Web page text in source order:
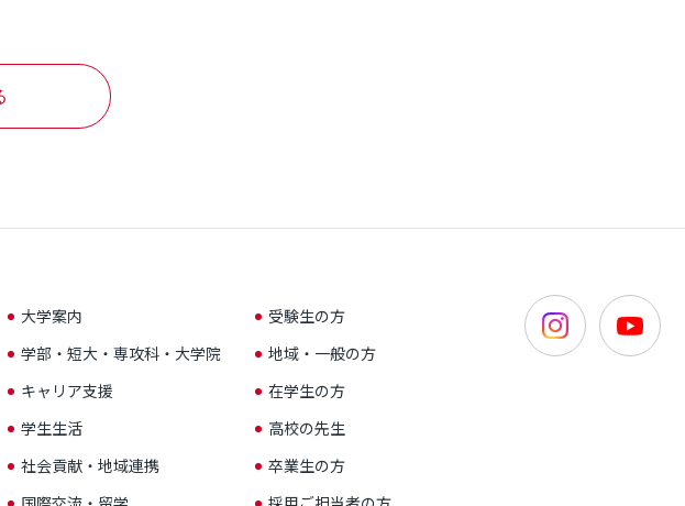
大学案内
学部・短大・専攻科・大学院
キャリア支援
学生生活
社会貢献・地域連携
受験生の方
地域・一般の方
在学生の方
高校の先生
卒業生の方